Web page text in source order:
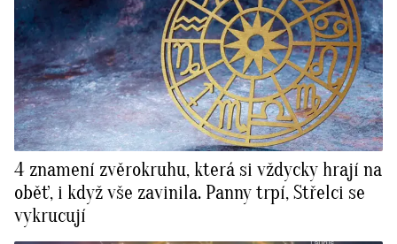
4 znamení zvěrokruhu, která si vždycky hrají na
oběť, i když vše zavinila. Panny trpí, Střelci se
vykrucují